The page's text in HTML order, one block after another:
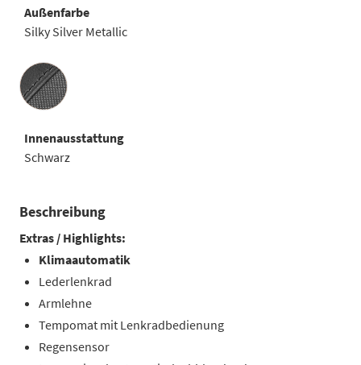
Außenfarbe
Silky Silver Metallic
Innenausstattung
Innenausstattung
Schwarz
Beschreibung
Extras / Highlights:
Klimaautomatik
Lederlenkrad
Armlehne
Tempomat mit Lenkradbedienung
Regensensor